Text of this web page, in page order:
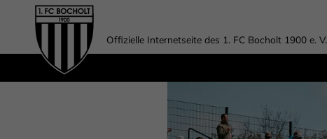
Offizielle Internetseite des 1. FC Bocholt 1900 e. V.